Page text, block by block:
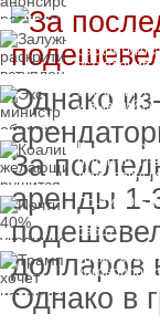
Залужный
вступление
другие
Экс-
и бывший
новую
должность
Коалиция
рушится из-
двух главных
Почти 40%
планируют
работу
Трамп хочет
"адских
против
Однако
За
аренды 1-
долларов
Однако в